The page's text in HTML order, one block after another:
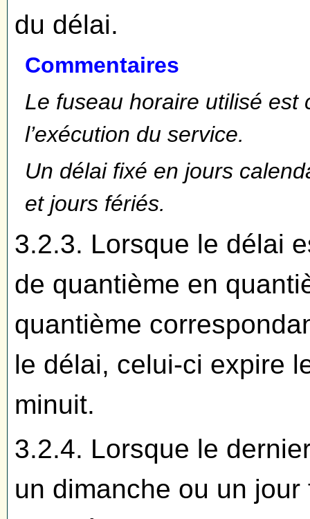
du délai.
Commentaires
Le fuseau horaire utilisé est
l’exécution du service.
Un délai fixé en jours
et jours fériés.
3.2.3. Lorsque le délai
de quantième en
quantième
le délai, celui-ci expire
minuit.
3.2.4. Lorsque le
un dimanche ou un